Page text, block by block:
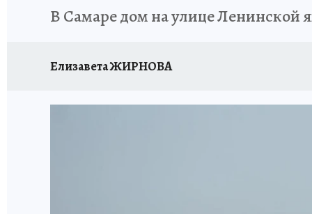
ЗАПОВЕДНАЯ РОССИЯ СЧАСТЬЕ В СЕМЬЕ
В Самаре дом на улице Ленинской
Елизавета ЖИРНОВА